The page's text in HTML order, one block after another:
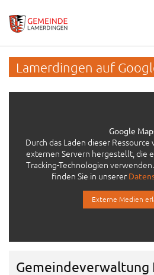
Lamerdingen auf
Google
Durch das Laden dieser
externen Servern hergestellt, die
Tracking-Technologien
finden Sie in unserer
Externe Medien
Gemeindeverwaltung